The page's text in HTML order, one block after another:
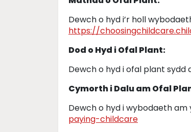
Dewch o hyd i’r holl
https://
Dod o Hyd i Ofal Plant:
Dewch o hyd i ofal plant sydd
Cymorth i Dalu am Ofal
Dewch o hyd i wybodaeth am
paying-childcare